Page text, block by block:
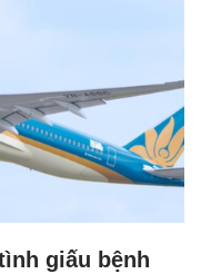
giấu bệnh